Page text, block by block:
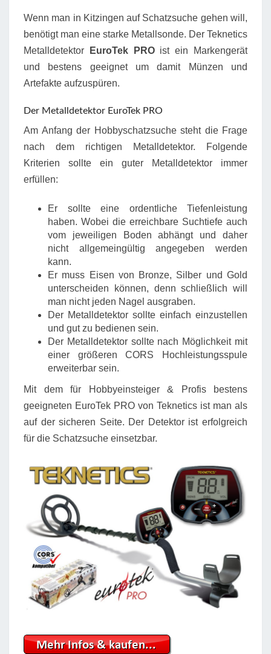
Wenn man in Kitzingen auf Schatzsuche gehen will,
benötigt man eine starke Metallsonde. Der Teknetics
Metalldetektor
EuroTek PROist ein Markengerät
und bestens geeignet um damit Münzen und
Artefakte aufzuspüren.
Der Metalldetektor EuroTek PRO
Am Anfang der Hobbyschatzsuche steht die Frage
nach dem richtigen Metalldetektor. Folgende
Kriterien sollte ein guter Metalldetektor immer
erfüllen:
Er sollte eine ordentliche Tiefenleistung
haben. Wobei die erreichbare Suchtiefe auch
vom jeweiligen Boden abhängt und daher
nicht allgemeingültig angegeben werden
kann.
Er muss Eisen von Bronze, Silber und Gold
unterscheiden können, denn schließlich will
man nicht jeden Nagel ausgraben.
Der Metalldetektor sollte einfach einzustellen
und gut zu bedienen sein.
Der Metalldetektor sollte nach Möglichkeit mit
einer größeren CORS Hochleistungsspule
erweiterbar sein.
Mit dem für Hobbyeinsteiger & Profis bestens
geeigneten EuroTek PRO von Teknetics ist man als
auf der sicheren Seite. Der Detektor ist erfolgreich
für die Schatzsuche einsetzbar.